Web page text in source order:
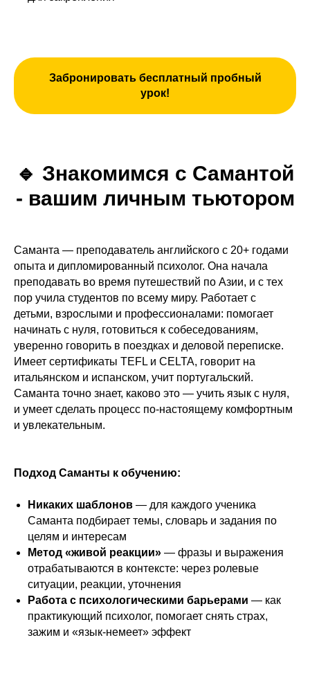
Забронировать бесплатный пробный
урок!
🔹 Знакомимся с Самантой
- вашим личным тьютором
Саманта — преподаватель английского с 20+ годами
опыта и дипломированный психолог. Она начала
преподавать во время путешествий по Азии, и с тех
пор учила студентов по всему миру. Работает с
детьми, взрослыми и профессионалами: помогает
начинать с нуля, готовиться к собеседованиям,
уверенно говорить в поездках и деловой переписке.
Имеет сертификаты TEFL и CELTA, говорит на
итальянском и испанском, учит португальский.
Саманта точно знает, каково это — учить язык с нуля,
и умеет сделать процесс по‑настоящему комфортным
и увлекательным.
Подход Саманты к обучению:
Никаких шаблонов — для каждого ученика
Саманта подбирает темы, словарь и задания по
целям и интересам
Метод «живой реакции» — фразы и выражения
отрабатываются в контексте: через ролевые
ситуации, реакции, уточнения
Работа с психологическими барьерами — как
практикующий психолог, помогает снять страх,
зажим и «язык-немеет» эффект